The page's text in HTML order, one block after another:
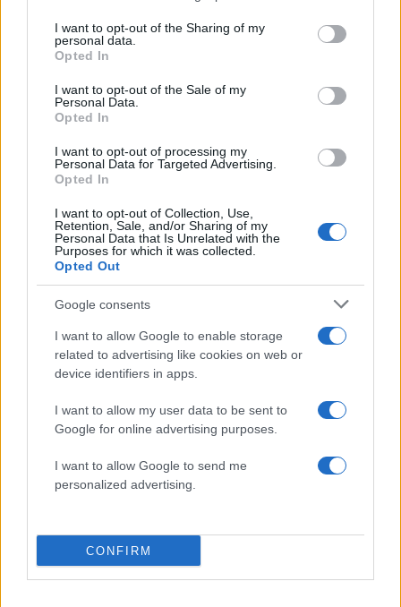
not limited to your visit or usage behaviour. You may click to
grant or deny consent to Google and its third-party tags to
use your data for below specified purposes in below Google
consent section.
I want to opt-out of the Sharing of my
personal data.
Opted In
I want to opt-out of the Sale of my
Personal Data.
Opted In
I want to opt-out of processing my
Personal Data for Targeted Advertising.
Opted In
I want to opt-out of Collection, Use,
Retention, Sale, and/or Sharing of my
Personal Data that Is Unrelated with the
Purposes for which it was collected.
Opted Out
Google consents
I want to allow Google to enable storage
related to advertising like cookies on web or
device identifiers in apps.
I want to allow my user data to be sent to
Google for online advertising purposes.
I want to allow Google to send me
personalized advertising.
CONFIRM
Μετέτρεψαν το Σαρακήνικο της Μήλου
σε ελικοδρόμιο – «Πάρκαραν» το
Στην Κρήτη ο Κυριάκος Μητσοτάκης,
συνεχίζει τις ολιγοήμερες διακοπές του –
Αλέξης Τσίπρας: Από την καταγγελία του
«καθεστώτος» σε πρόταση
διακυβέρνησης – «Το 2015 ήξερα τι
ήθελα, αλλά δεν ήξερα πώς να το κάνω»
Ο Φειδίας Παναγιώτου πήγε με σορτσάκι
δολοφονημένους Κύπριους ήρωες Ισαάκ
– Σολωμού
Το οικονομικό πρόγραμμα της ΕΛΑΣ που
θα παρουσιάσει ο Αλέξης Τσίπρας στη
Θεσσαλονίκη: Σχέδιο τετραετίας
άρθρα